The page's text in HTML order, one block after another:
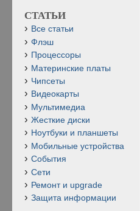
СТАТЬИ
Все статьи
Флэш
Процессоры
Материнские платы
Чипсеты
Видеокарты
Мультимедиа
Жесткие диски
Ноутбуки и планшеты
Мобильные устройства
События
Сети
Ремонт и upgrade
Защита информации